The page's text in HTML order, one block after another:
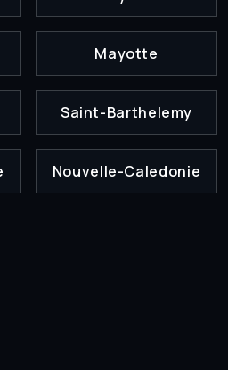
Mayotte
Saint-Barthelemy
Nouvelle-Caledonie